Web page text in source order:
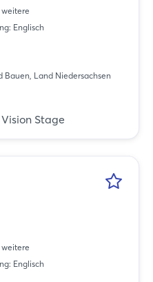
weitere
Englisch
Bauen, Land Niedersachsen
Stage
weitere
Englisch